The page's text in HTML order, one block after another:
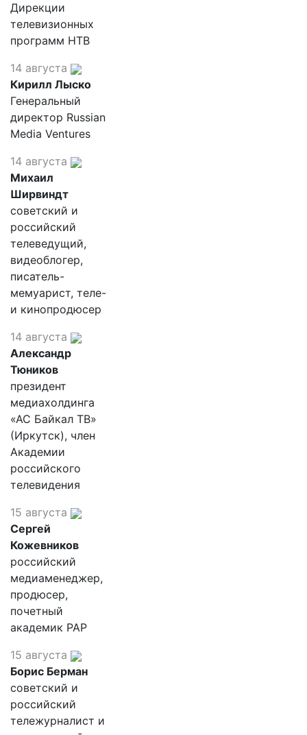
Дирекции
телевизионных
программ НТВ
14 августа
Кирилл Лыско
Генеральный
директор Russian
Media Ventures
14 августа
Михаил
Ширвиндт
советский и
российский
телеведущий,
видеоблогер,
писатель-
мемуарист, теле-
и кинопродюсер
14 августа
Александр
Тюников
президент
медиахолдинга
«АС Байкал ТВ»
(Иркутск), член
Академии
российского
телевидения
15 августа
Сергей
Кожевников
российский
медиаменеджер,
продюсер,
почетный
академик РАР
15 августа
Борис Берман
советский и
российский
тележурналист и